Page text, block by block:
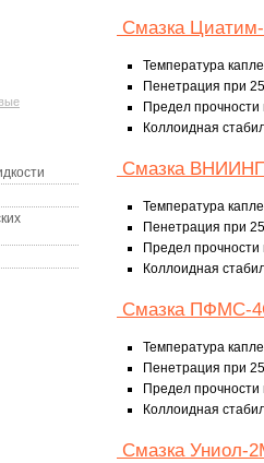
Смазка
Температура
Пенетрация при
Предел
Коллоидная
Смазка
Температура
Пенетрация при
Предел
Коллоидная
Смазка ПФМС-
Температура
Пенетрация при
Предел
Коллоидная
Смазка Униол-